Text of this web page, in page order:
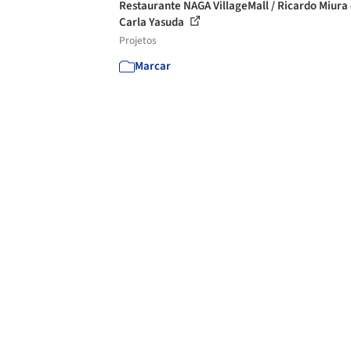
Restaurante NAGA VillageMall / Ricardo Miura
Carla Yasuda
Projetos
Marcar